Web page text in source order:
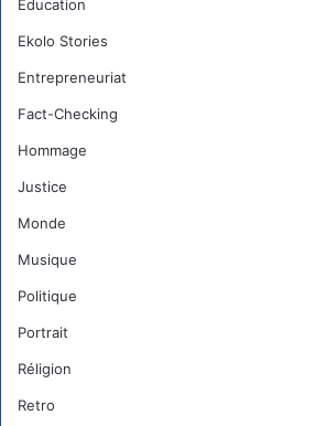
Education
Ekolo Stories
Entrepreneuriat
Fact-Checking
Hommage
Justice
Monde
Musique
Politique
Portrait
Réligion
Retro